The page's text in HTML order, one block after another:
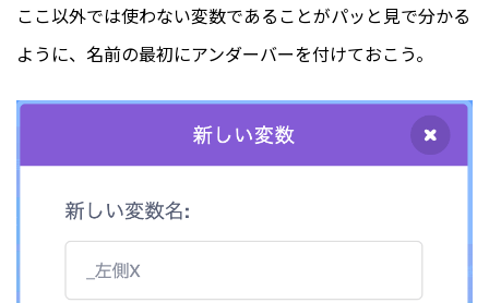
ここ以外では使わない変数であることがパッと見で分かる
ように、名前の最初にアンダーバーを付けておこう。